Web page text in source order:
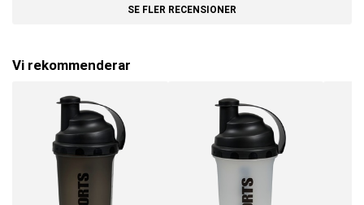
SE FLER RECENSIONER
Vi rekommenderar